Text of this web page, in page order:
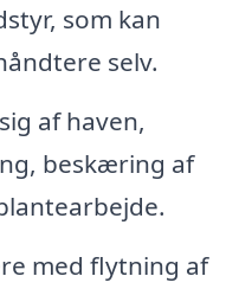
som kan
selv.
af haven,
beskæring af
med flytning af